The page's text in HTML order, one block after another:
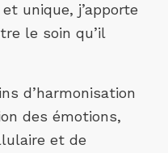
unique, j’apporte
le soin qu’il
d’harmonisation
des émotions,
et de